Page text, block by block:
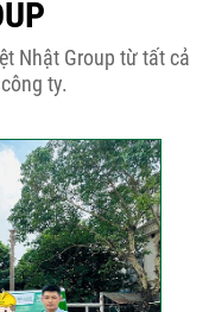
biết khi thiết kế nhà
thiết kế nhà phố 5
phố 2 tầng 110m2
Nhật Group từ tất cả
ty.